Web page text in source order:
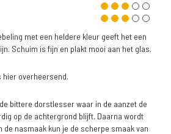
met een heldere kleur geeft het een
Schuim is fijn en plakt mooi aan het glas.
hier overheersend.
bittere dorstlesser waar in de aanzet de
op de achtergrond blijft. Daarna wordt
de nasmaak kun je de scherpe smaak van